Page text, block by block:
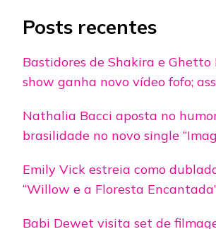
Posts recentes
Bastidores de Shakira e Ghetto
show ganha novo vídeo fofo;
Nathalia Bacci aposta no
brasilidade no novo single
Emily Vick estreia como
“Willow e a Floresta
Babi Dewet visita set de